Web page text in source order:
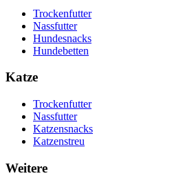
Trockenfutter
Nassfutter
Hundesnacks
Hundebetten
Katze
Trockenfutter
Nassfutter
Katzensnacks
Katzenstreu
Weitere